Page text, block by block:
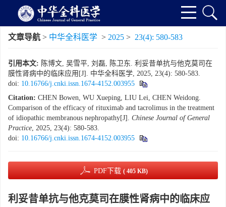
文章导航 > 中华全科医学 > 2025 > 23(4): 580-583
引用本文: 陈博文, 吴雪平, 刘磊, 陈卫东. 利妥昔单抗与他克莫司在
膜性肾病中的临床应用[J]. 中华全科医学, 2025, 23(4): 580-583.
doi: 10.16766/j.cnki.issn.1674-4152.003955
Citation: CHEN Bowen, WU Xueping, LIU Lei, CHEN Weidong.
Comparison of the efficacy of rituximab and tacrolimus in the treatment
of idiopathic membranous nephropathy[J]. Chinese Journal of General
Practice, 2025, 23(4): 580-583.
doi: 10.16766/j.cnki.issn.1674-4152.003955
PDF下载 ( 405 KB)
利妥昔单抗与他克莫司在膜性肾病中的临床应